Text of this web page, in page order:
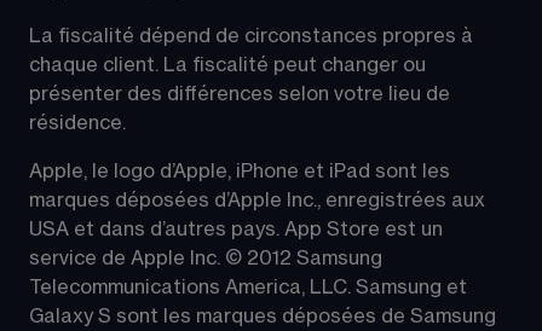
La fiscalité dépend de circonstances propres à
chaque client. La fiscalité peut changer ou
présenter des différences selon votre lieu de
résidence.
Apple, le logo d’Apple, iPhone et iPad sont les
marques déposées d’Apple Inc., enregistrées aux
USA et dans d’autres pays. App Store est un
service de Apple Inc. © 2012 Samsung
Telecommunications America, LLC. Samsung et
Galaxy S sont les marques déposées de Samsung